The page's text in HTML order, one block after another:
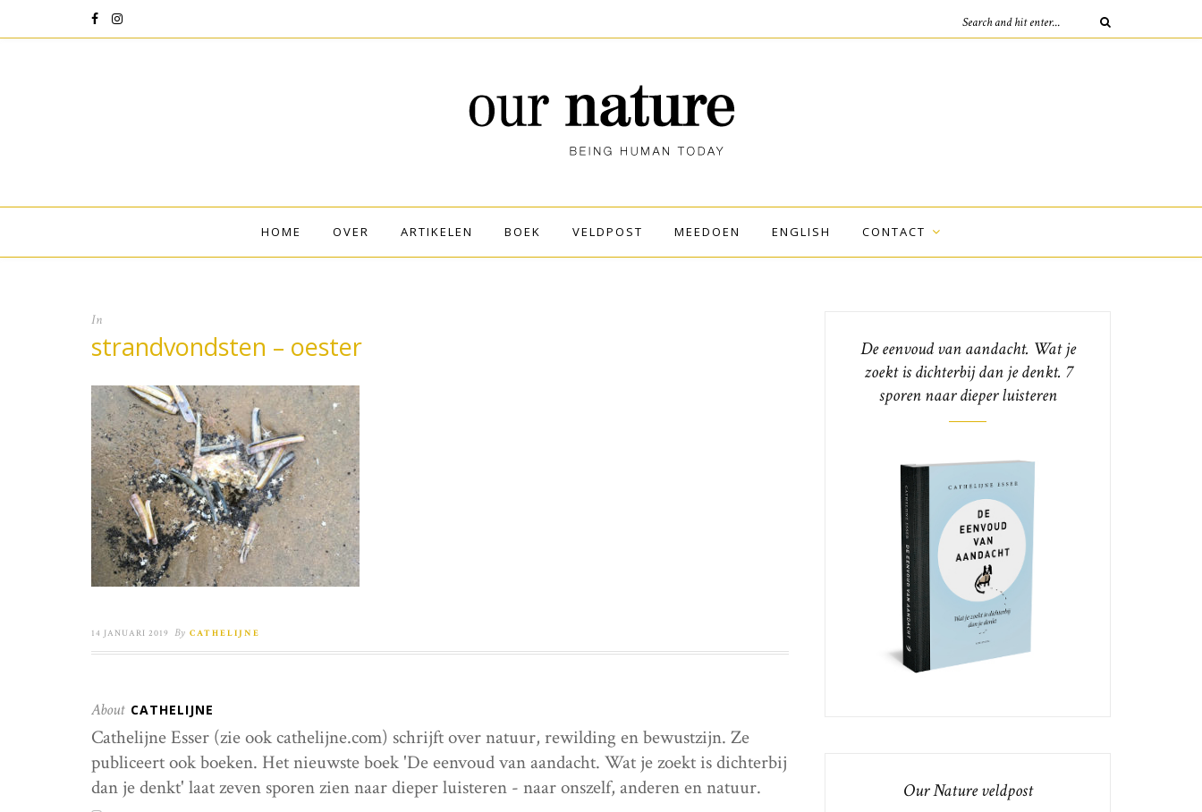
HOME OVER ARTIKELEN BOEK VELDPOST MEEDOEN ENGLISH CONTACT
In
strandvondsten – oester
14 JANUARI 2019 By CATHELIJNE
About CATHELIJNE
Cathelijne Esser (zie ook cathelijne.com) schrijft over natuur, rewilding en bewustzijn. Ze
publiceert ook boeken. Het nieuwste boek 'De eenvoud van aandacht. Wat je zoekt is dichterbij
dan je denkt' laat zeven sporen zien naar dieper luisteren - naar onszelf, anderen en natuur.
De eenvoud van aandacht. Wat je
zoekt is dichterbij dan je denkt. 7
sporen naar dieper luisteren
Our Nature veldpost